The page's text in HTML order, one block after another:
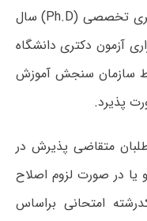
اسلامی، تکلیف ثبت نام در آزمون دکتری تخصصی (Ph.D) سال
آزمون دکتری دانشگاه
سازمان سنجش آموزش
متقاضی پذیرش در
یا در صورت لزوم اصلاح
امتحانی براساس